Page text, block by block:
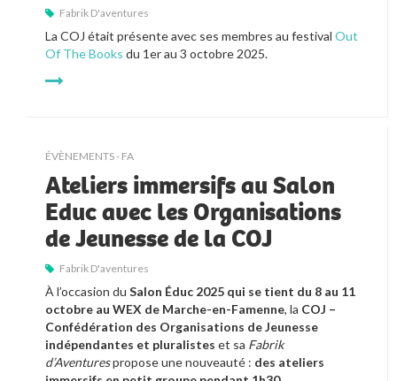
Fabrik D'aventures
La COJ était présente avec ses membres au festivalOut
Of The Books du 1er au 3 octobre 2025.
ÉVÈNEMENTS - FA
Ateliers immersifs au Salon
Educ avec les Organisations
de Jeunesse de la COJ
Fabrik D'aventures
À l’occasion du Salon Éduc 2025 qui se tient du 8 au 11
octobre au WEX de Marche-en-Famenne, la COJ –
Confédération des Organisations de Jeunesse
indépendantes et pluralistes et sa Fabrik
d’Aventures propose une nouveauté : des ateliers